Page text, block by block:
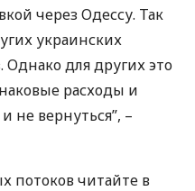
через Одессу. Так
украинских
Однако для других это
расходы и
не вернуться”, –
потоков читайте в